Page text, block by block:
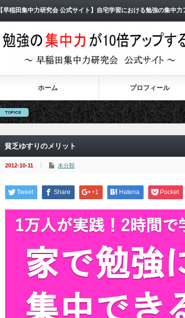
【早稲田集中力研究会 公式サイト】自宅学習における勉強の集中
ホーム プロフィール
貧乏ゆすりのメリット
2012-10-11 未分類
Tweet Share +1 Hatena Pocket